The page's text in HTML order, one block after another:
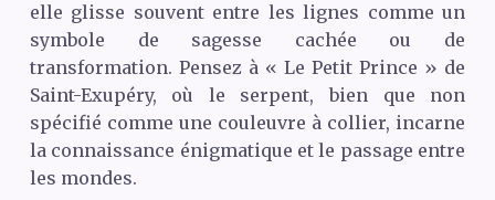
elle glisse souvent entre les lignes comme un
symbole de sagesse cachée ou de
transformation. Pensez à « Le Petit Prince » de
Saint-Exupéry, où le serpent, bien que non
spécifié comme une couleuvre à collier, incarne
la connaissance énigmatique et le passage entre
les mondes.